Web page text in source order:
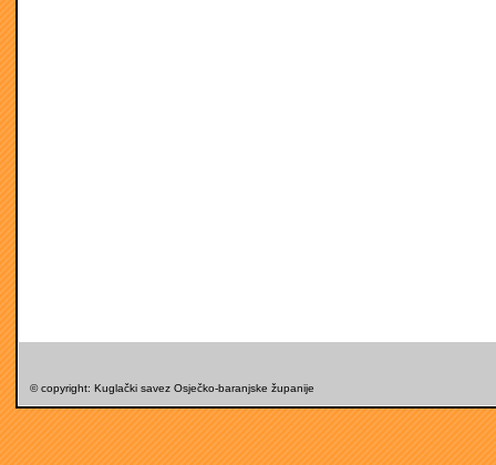
© copyright: Kuglački savez Osječko-baranjske županije